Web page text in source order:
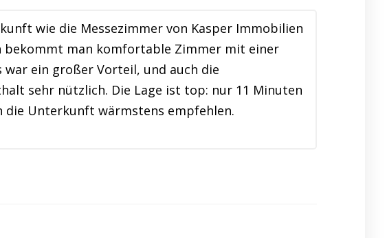
wie die Messezimmer von Kasper Immobilien
bekommt man komfortable Zimmer mit einer
war ein großer Vorteil, und auch die
sehr nützlich. Die Lage ist top: nur 11 Minuten
die Unterkunft wärmstens empfehlen.